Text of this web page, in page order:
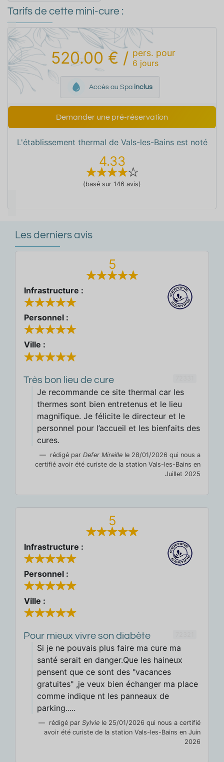
Tarifs de cette mini-cure :
520.00 € / pers. pour
6 jours
Accès au Spa inclus
Demander une pré-réservation
L'établissement thermal de Vals-les-Bains est noté
4.33
(basé sur 146 avis)
Les derniers avis
5
Infrastructure :
Personnel :
Ville :
Très bon lieu de cure
Je recommande ce site thermal car les
thermes sont bien entretenus et le lieu
magnifique. Je félicite le directeur et le
personnel pour l’accueil et les bienfaits des
cures.
rédigé par Defer Mireille le 28/01/2026 qui nous a
certifié avoir été curiste de la station Vals-les-Bains en
Juillet 2025
5
Infrastructure :
Personnel :
Ville :
Pour mieux vivre son diabète
Si je ne pouvais plus faire ma cure ma
santé serait en danger.Que les haineux
pensent que ce sont des "vacances
gratuites" ,je veux bien échanger ma place
comme indique nt les panneaux de
parking.....
rédigé par Sylvie le 25/01/2026 qui nous a certifié
avoir été curiste de la station Vals-les-Bains en Juin
2026